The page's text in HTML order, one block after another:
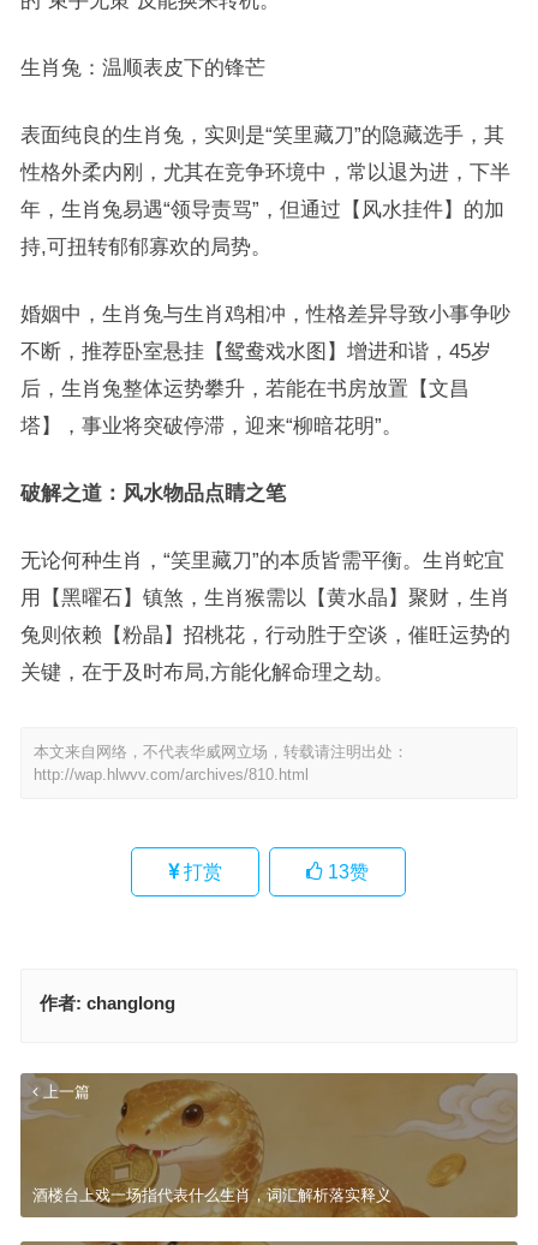
生肖兔：温顺表皮下的锋芒
表面纯良的生肖兔，实则是“笑里藏刀”的隐藏选手，其
性格外柔内刚，尤其在竞争环境中，常以退为进，下半
年，生肖兔易遇“领导责骂”，但通过【风水挂件】的加
持,可扭转郁郁寡欢的局势。
婚姻中，生肖兔与生肖鸡相冲，性格差异导致小事争吵
不断，推荐卧室悬挂【鸳鸯戏水图】增进和谐，45岁
后，生肖兔整体运势攀升，若能在书房放置【文昌
塔】，事业将突破停滞，迎来“柳暗花明”。
破解之道：风水物品点睛之笔
无论何种生肖，“笑里藏刀”的本质皆需平衡。生肖蛇宜
用【黑曜石】镇煞，生肖猴需以【黄水晶】聚财，生肖
兔则依赖【粉晶】招桃花，行动胜于空谈，催旺运势的
关键，在于及时布局,方能化解命理之劫。
本文来自网络，不代表华威网立场，转载请注明出处：
http://wap.hlwvv.com/archives/810.html
打赏 13赞
作者: changlong
上一篇
酒楼台上戏一场指代表什么生肖，词汇解析落实释义